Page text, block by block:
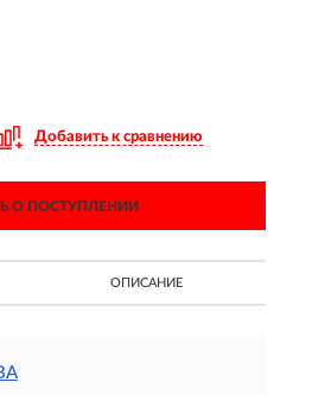
Добавить к сравнению
О ПОСТУПЛЕНИИ
ОПИСАНИЕ